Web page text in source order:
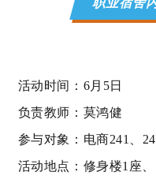
活动时间：6月5日
负责教师：莫鸿健
参与对象：电商241
活动地点：修身楼1 座